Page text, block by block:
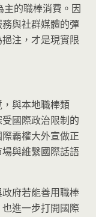
的職棒消費。因
與社群媒體的彈
注，才是現實限
與本地職棒類
國際政治限制的
霸權大外宣做正
與維繫國際話語
府若能善用職棒
進一步打開國際